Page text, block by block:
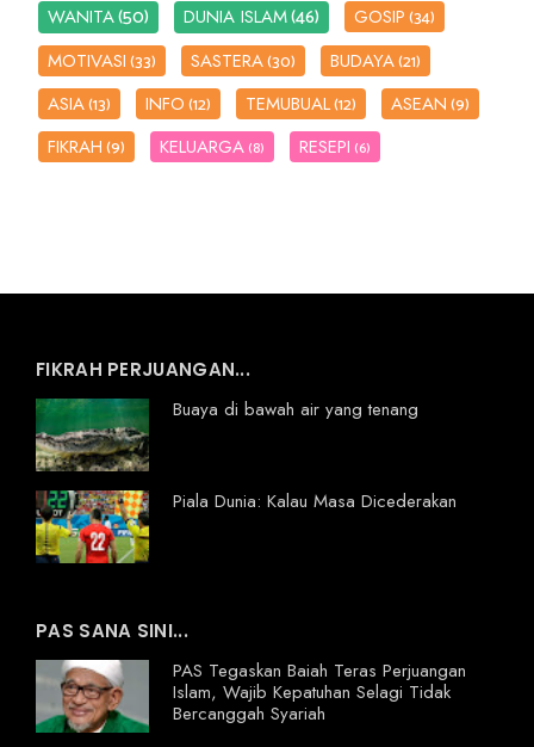
WANITA(50) DUNIA ISLAM(46) GOSIP(34)
MOTIVASI(33) SASTERA(30) BUDAYA(21)
ASIA(13) INFO(12) TEMUBUAL(12) ASEAN(9)
FIKRAH(9) KELUARGA (8) RESEPI (6)
FIKRAH PERJUANGAN...
Buaya di bawah air yang tenang
Piala Dunia: Kalau Masa Dicederakan
PAS SANA SINI...
PAS Tegaskan Baiah Teras Perjuangan
Islam, Wajib Kepatuhan Selagi Tidak
Bercanggah Syariah